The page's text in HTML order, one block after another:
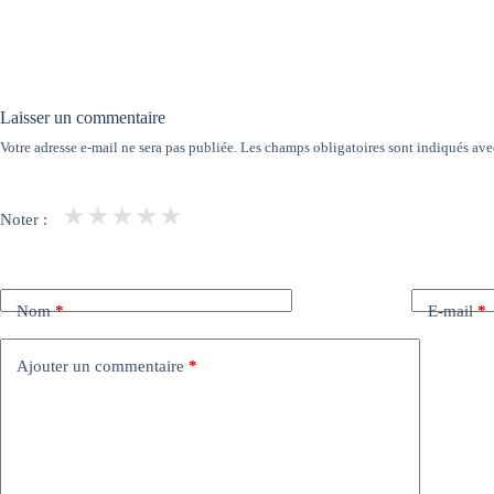
Laisser un commentaire
Votre adresse e-mail ne sera pas publiée. Les champs obligatoires sont indiqués
Noter : ★
★
★
★
★
Nom* E-mail*
Ajouter un commentaire *